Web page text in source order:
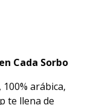
Cada Sorbo
arábica,
te llena de